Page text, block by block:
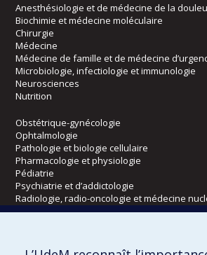
Anesthésiologie et de médecine de la
Biochimie et médecine moléculaire
Chirurgie
Médecine
Médecine de famille et de médecine
Microbiologie, infectiologie et immunologie
Neurosciences
Nutrition
Obstétrique-gynécologie
Ophtalmologie
Pathologie et biologie cellulaire
Pharmacologie et physiologie
Pédiatrie
Psychiatrie et d’addictologie
Radiologie, radio-oncologie et médecine